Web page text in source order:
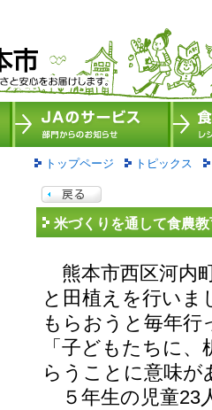
トップページ トピックス
米づくりを通して食農教
熊本市西区河内
と田植えを行いま
もらおうと毎年行
「子どもたちに
らうことに意味
５年生の児童23